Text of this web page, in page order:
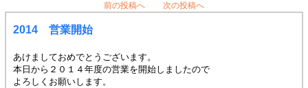
前の投稿へ 次の投稿へ
2014 営業開始
あけましておめでとうございます。
本日から２０１４年度の営業を開始しましたので
よろしくお願いします。